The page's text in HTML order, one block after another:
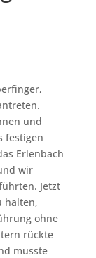
und
festigen
Erlenbach
wir
Jetzt
halten,
ohne
rückte
musste